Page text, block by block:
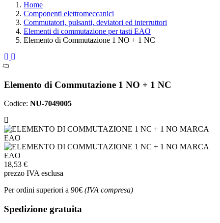
Home
Componenti elettromeccanici
Commutatori, pulsanti, deviatori ed interruttori
Elementi di commutazione per tasti EAO
Elemento di Commutazione 1 NO + 1 NC
Elemento di Commutazione 1 NO + 1 NC
Codice: NU-7049005
18,53 €
prezzo IVA esclusa
Per ordini superiori a 90€ (IVA compresa)
Spedizione gratuita